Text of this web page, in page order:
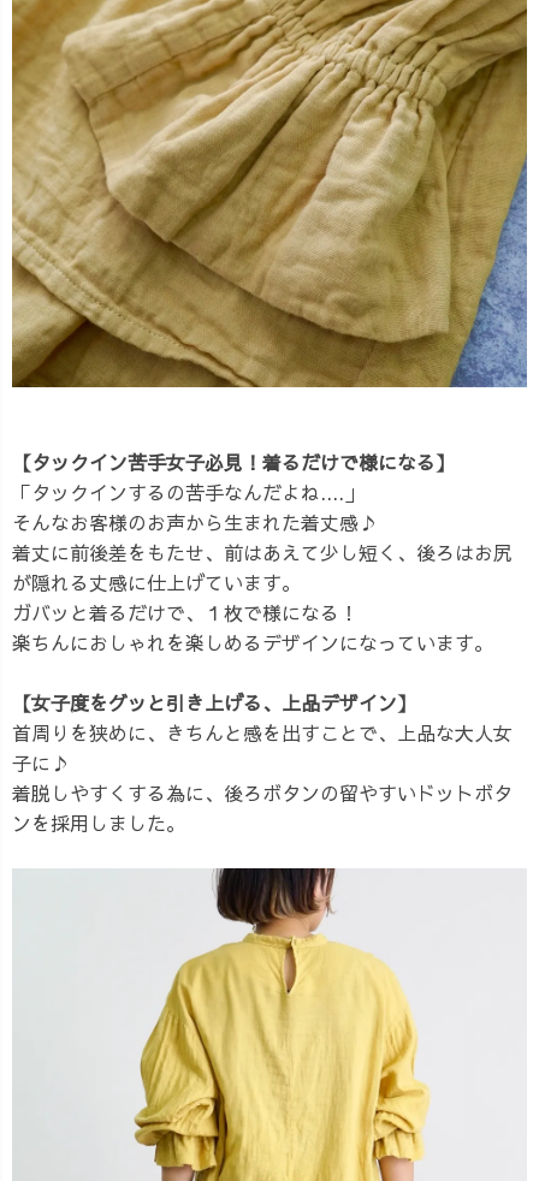
【タックイン苦手女子必見！着るだけで様になる】
「タックインするの苦手なんだよね....」
そんなお客様のお声から生まれた着丈感♪
着丈に前後差をもたせ、前はあえて少し短く、後ろはお尻
が隠れる丈感に仕上げています。
ガバッと着るだけで、１枚で様になる！
楽ちんにおしゃれを楽しめるデザインになっています。
【女子度をグッと引き上げる、上品デザイン】
首周りを狭めに、きちんと感を出すことで、上品な大人女
子に♪
着脱しやすくする為に、後ろボタンの留やすいドットボタ
ンを採用しました。